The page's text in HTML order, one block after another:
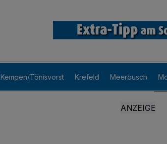
Kempen/Tönisvorst Krefeld Meerbusch